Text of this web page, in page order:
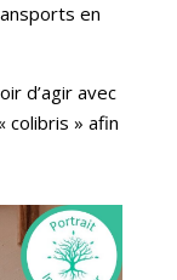
en
d’agir avec
colibris » afin